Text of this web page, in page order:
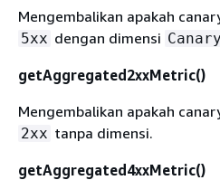
Mengembalikan apakah
5xx dengan dimensi
getAggregated2xxMetric()
Mengembalikan apakah
2xx tanpa dimensi.
getAggregated4xxMetric()